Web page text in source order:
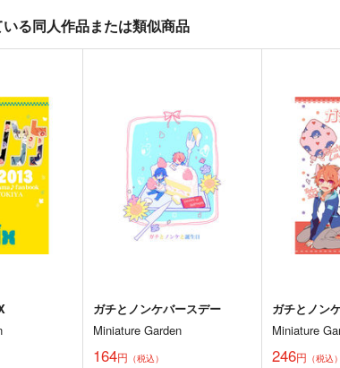
る同人作品または類似商品
ガチとノンケバースデー
Miniature Garden
164円 （税込）
ガチとノン
Miniature
246円 （税込）